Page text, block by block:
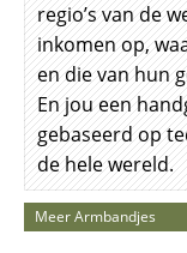
regio’s van de
inkomen op,
en die van hun
En jou een
gebaseerd op
de hele wereld.
Meer Armbandjes